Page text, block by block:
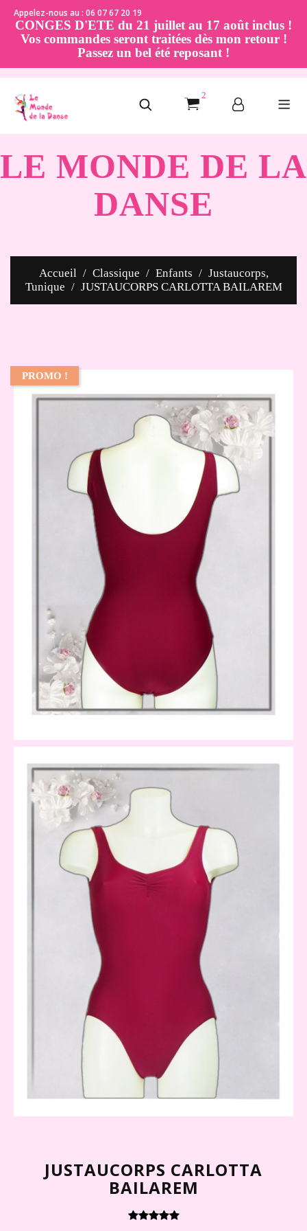
Appelez-nous au : 06 07 67 20 19
CONGES D'ETE du 21 juillet au 17 août inclus !
Vos commandes seront traitées dès mon retour !
Passez un bel été reposant !
2
LE MONDE DE LA
DANSE
Accueil Classique Enfants
Justaucorps,
Tunique
JUSTAUCORPS CARLOTTA BAILAREM
PROMO !
JUSTAUCORPS CARLOTTA
BAILAREM